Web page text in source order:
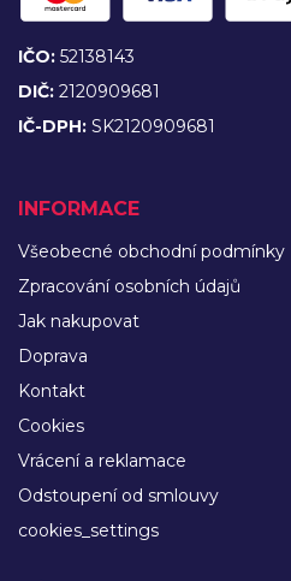
IČO: 52138143
DIČ: 2120909681
IČ-DPH: SK2120909681
INFORMACE
Všeobecné obchodní podmínky
Zpracování osobních údajů
Jak nakupovat
Doprava
Kontakt
Cookies
Vrácení a reklamace
Odstoupení od smlouvy
cookies_settings